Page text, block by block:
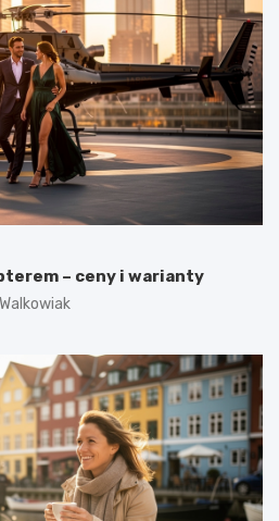
– ceny i warianty